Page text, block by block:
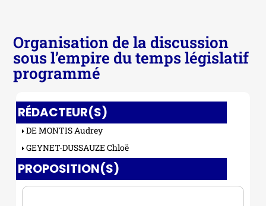
Organisation de la discussion
sous l’empire du temps législatif
programmé
RÉDACTEUR(S)
DE MONTIS Audrey
GEYNET-DUSSAUZE Chloë
PROPOSITION(S)